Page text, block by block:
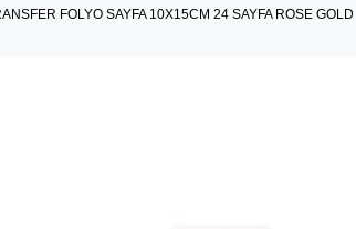
FOLYO SAYFA 10X15CM 24 SAYFA ROSE GOLD